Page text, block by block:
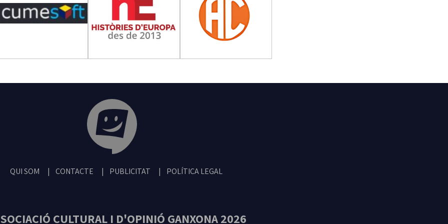
QUI SOM CONTACTE PUBLICITAT POLÍTICA LEGAL
CULTURAL I D'OPINIÓ GANXONA 2026